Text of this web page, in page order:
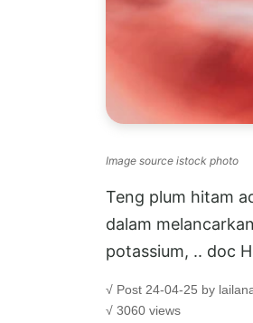
Image source istock photo
Teng plum hitam
dalam
potassium, .. doc
√ Post 24-04-25 by
√ 3060 views